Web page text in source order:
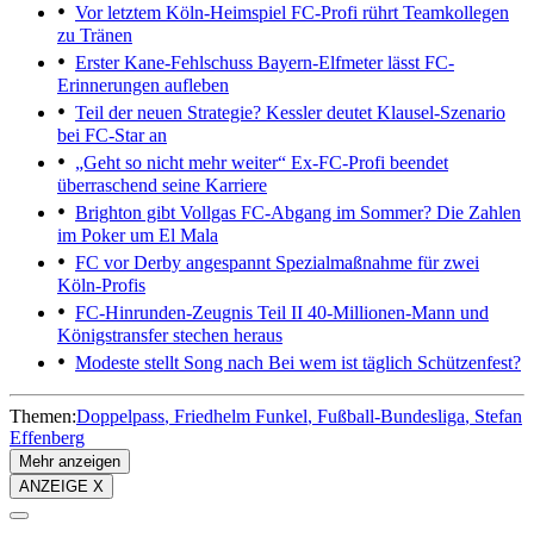
Vor letztem Köln-Heimspiel FC-Profi rührt Teamkollegen
zu Tränen
Erster Kane-Fehlschuss Bayern-Elfmeter lässt FC-
Erinnerungen aufleben
Teil der neuen Strategie? Kessler deutet Klausel-Szenario
bei FC-Star an
„Geht so nicht mehr weiter“ Ex-FC-Profi beendet
überraschend seine Karriere
Brighton gibt Vollgas FC-Abgang im Sommer? Die Zahlen
im Poker um El Mala
FC vor Derby angespannt Spezialmaßnahme für zwei
Köln-Profis
FC-Hinrunden-Zeugnis Teil II 40-Millionen-Mann und
Königstransfer stechen heraus
Modeste stellt Song nach Bei wem ist täglich Schützenfest?
Themen:Doppelpass Friedhelm Funkel Fußball-Bundesliga Stefan
Effenberg
Mehr anzeigen
ANZEIGE X